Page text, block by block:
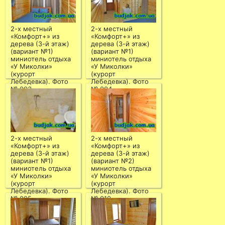
2-х местный
«Комфорт+» из
дерева (3-й этаж)
(вариант №1)
миниотель отдыха
«У Миколки»
(курорт
Лебедевка). Фото
№ 003
2-х местный
«Комфорт+» из
дерева (3-й этаж)
(вариант №1)
миниотель отдыха
«У Миколки»
(курорт
Лебедевка). Фото
№ 004
2-х местный
«Комфорт+» из
дерева (3-й этаж)
(вариант №1)
миниотель отдыха
«У Миколки»
(курорт
Лебедевка). Фото
№ 005
2-х местный
«Комфорт+» из
дерева (3-й этаж)
(вариант №2)
миниотель отдыха
«У Миколки»
(курорт
Лебедевка). Фото
№ 010